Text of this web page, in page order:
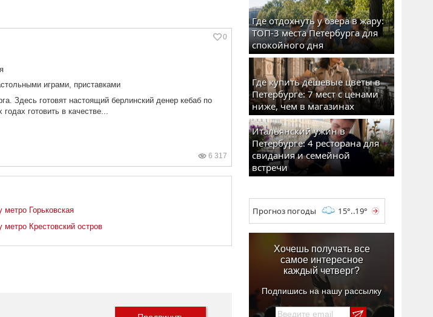
играми, приставками
Здесь готовят настоящий берлинский денер кебаб по
готовить в качестве...
6 317
0
метро Горьковская
метро Крестовский остров
Где отдохнуть у озера в жару:
ТОП-3 места Петербурга для
спокойного дня
Где купить дешевые цветы в
Петербурге: 7 мест с ценами
ниже, чем в магазинах
Итальянский ужин в
Петербурге: 4 ресторана для
свидания и семейной
встречи
Прогноз погоды 15°..19°
Хочешь получать все
самое интересное
каждый четверг?
Подпишись на нашу рассылку